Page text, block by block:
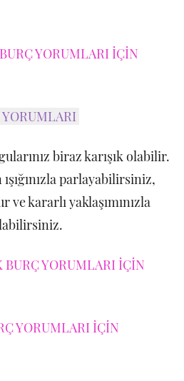
YORUMLARI İÇİN
YORUMLARI
biraz karışık olabilir.
parlayabilirsiniz,
ve kararlı yaklaşımınızla
BURÇ YORUMLARI İÇİN
YORUMLARI İÇİN